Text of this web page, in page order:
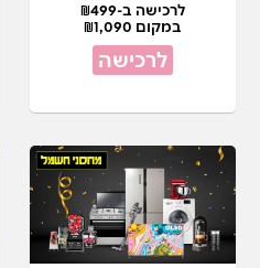
לרכישה ב-₪499
במקום ₪1,090
לרכישה